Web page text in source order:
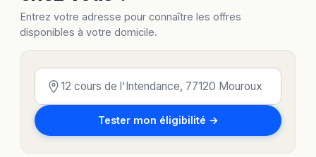
Entrez votre adresse pour connaître les offres
disponibles à votre domicile.
Tester mon éligibilité →